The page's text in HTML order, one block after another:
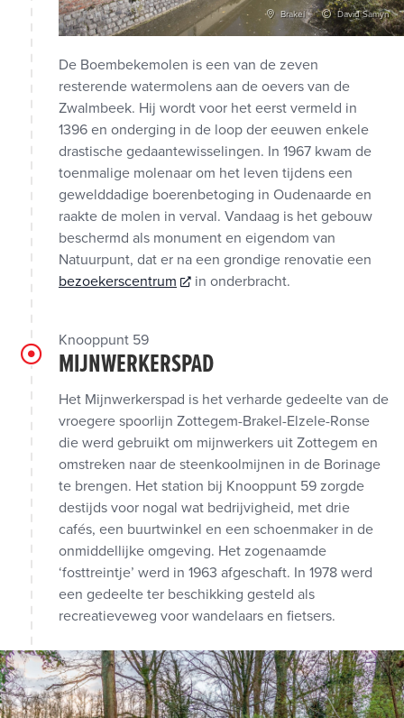
Brakel David Samyn
De Boembekemolen is een van de zeven
resterende watermolens aan de oevers van de
Zwalmbeek. Hij wordt voor het eerst vermeld in
1396 en onderging in de loop der eeuwen enkele
drastische gedaantewisselingen. In 1967 kwam de
toenmalige molenaar om het leven tijdens een
gewelddadige boerenbetoging in Oudenaarde en
raakte de molen in verval. Vandaag is het gebouw
beschermd als monument en eigendom van
Natuurpunt, dat er na een grondige renovatie een
bezoekerscentrum
in onderbracht.
Knooppunt 59
MIJNWERKERSPAD
Het Mijnwerkerspad is het verharde gedeelte van de
vroegere spoorlijn Zottegem-Brakel-Elzele-Ronse
die werd gebruikt om mijnwerkers uit Zottegem en
omstreken naar de steenkoolmijnen in de Borinage
te brengen. Het station bij Knooppunt 59 zorgde
destijds voor nogal wat bedrijvigheid, met drie
cafés, een buurtwinkel en een schoenmaker in de
onmiddellijke omgeving. Het zogenaamde
‘fosttreintje’ werd in 1963 afgeschaft. In 1978 werd
een gedeelte ter beschikking gesteld als
recreatieveweg voor wandelaars en fietsers.